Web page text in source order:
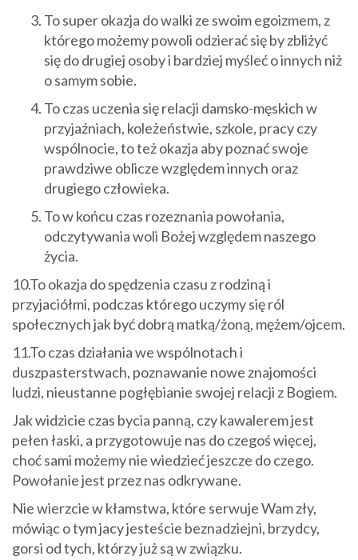
To super okazja do walki ze swoim egoizmem, z
którego możemy powoli odzierać się by zbliżyć
się do drugiej osoby i bardziej myśleć o innych niż
o samym sobie.
To czas uczenia się relacji damsko-męskich w
przyjaźniach, koleżeństwie, szkole, pracy czy
wspólnocie, to też okazja aby poznać swoje
prawdziwe oblicze względem innych oraz
drugiego człowieka.
To w końcu czas rozeznania powołania,
odczytywania woli Bożej względem naszego
życia.
10.To okazja do spędzenia czasu z rodziną i
przyjaciółmi, podczas którego uczymy się ról
społecznych jak być dobrą matką/żoną, mężem/ojcem.
11.To czas działania we wspólnotach i
duszpasterstwach, poznawanie nowe znajomości
ludzi, nieustanne pogłębianie swojej relacji z Bogiem.
Jak widzicie czas bycia panną, czy kawalerem jest
pełen łaski, a przygotowuje nas do czegoś więcej,
choć sami możemy nie wiedzieć jeszcze do czego.
Powołanie jest przez nas odkrywane.
Nie wierzcie w kłamstwa, które serwuje Wam zły,
mówiąc o tym jacy jesteście beznadziejni, brzydcy,
gorsi od tych, którzy już są w związku.